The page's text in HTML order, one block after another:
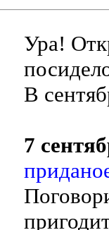
Ура!
В
7